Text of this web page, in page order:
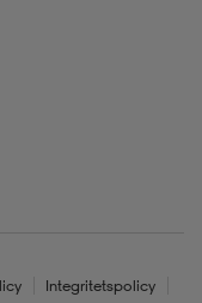
Integritetspolicy